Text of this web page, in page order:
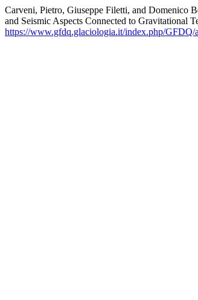
Carveni, Pietro, Giuseppe Filetti, and Domenico
and Seismic Aspects Connected to Gravitational
https://www.gfdq.glaciologia.it/index.php/GFDQ/